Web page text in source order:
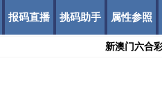
报码直播 挑码助手 属性参照
新澳门六合